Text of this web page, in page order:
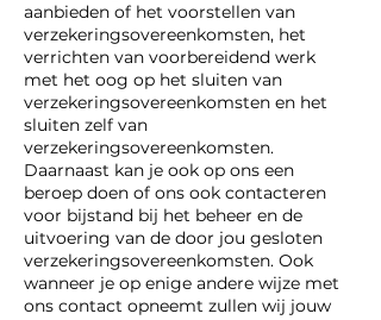
aanbieden of het voorstellen van
verzekeringsovereenkomsten, het
verrichten van voorbereidend werk
met het oog op het sluiten van
verzekeringsovereenkomsten en het
sluiten zelf van
verzekeringsovereenkomsten.
Daarnaast kan je ook op ons een
beroep doen of ons ook contacteren
voor bijstand bij het beheer en de
uitvoering van de door jou gesloten
verzekeringsovereenkomsten. Ook
wanneer je op enige andere wijze met
ons contact opneemt zullen wij jouw